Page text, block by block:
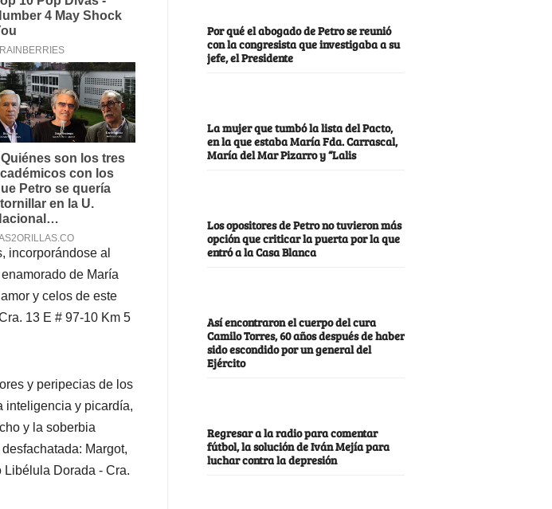
incorporándose al
de María
y celos de este
13 E # 97-10 Km 5
y peripecias de los
inteligencia y picardía,
y la soberbia
Margot,
Libélula Dorada - Cra.
Por qué el abogado de Petro se reunió
con la congresista que investigaba a su
jefe, el Presidente
La mujer que tumbó la lista del Pacto,
en la que estaba María Fda. Carrascal,
María del Mar Pizarro y “Lalis
Los opositores de Petro no tuvieron más
opción que criticar la puerta por la que
entró a la Casa Blanca
Así encontraron el cuerpo del cura
Camilo Torres, 60 años después de haber
sido escondido por un general del
Ejército
Regresar a la radio para comentar
fútbol, la solución de Iván Mejía para
luchar contra la depresión